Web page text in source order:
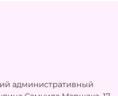
административный